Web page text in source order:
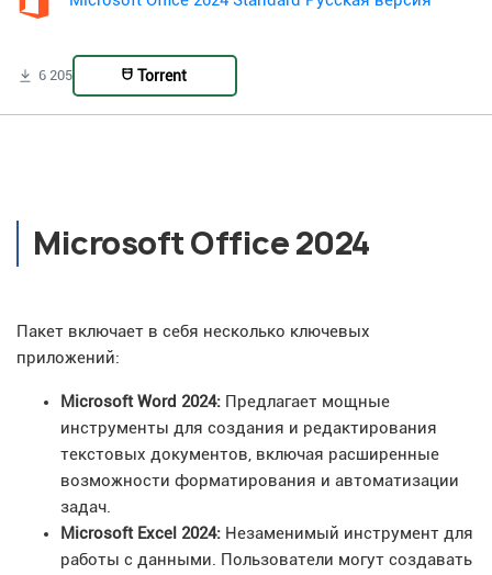
6 205 Torrent
Microsoft Office 2024
Пакет включает в себя несколько ключевых
приложений:
Microsoft Word 2024: Предлагает мощные
инструменты для создания и редактирования
текстовых документов, включая расширенные
возможности форматирования и автоматизации
задач.
Microsoft Excel 2024: Незаменимый инструмент для
работы с данными. Пользователи могут создавать